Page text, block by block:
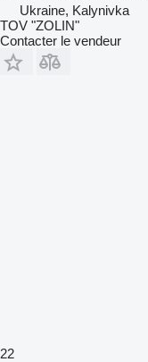
Ukraine, Kalynivka
TOV "ZOLIN"
Contacter le vendeur
22